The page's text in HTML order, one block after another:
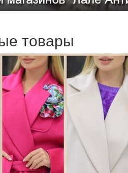
товары